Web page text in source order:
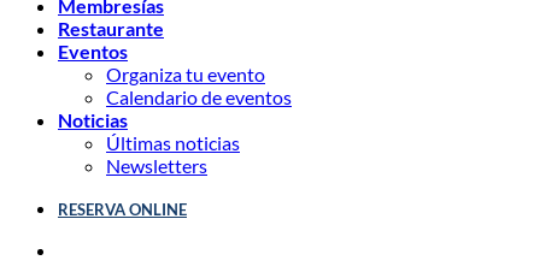
Membresías
Restaurante
Eventos
Organiza tu evento
Calendario de eventos
Noticias
Últimas noticias
Newsletters
RESERVA ONLINE